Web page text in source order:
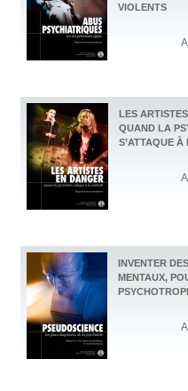
VIOLENTS
LES
QUAND LA
S’ATTAQUE
INVENTER
MENTAUX,